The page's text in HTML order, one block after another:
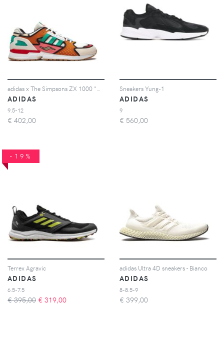
ADIDAS
9.5-12
€ 402,00
Sneakers Yung-1
ADIDAS
9
€ 560,00
-19%
Terrex Agravic
ADIDAS
6.5-7.5
€ 395,00 € 319,00
adidas Ultra 4D sneakers - Bianco
ADIDAS
8-8.5-9
€ 399,00